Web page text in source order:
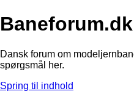
Baneforum.dk
Dansk forum om
spørgsmål her.
Spring til indhold